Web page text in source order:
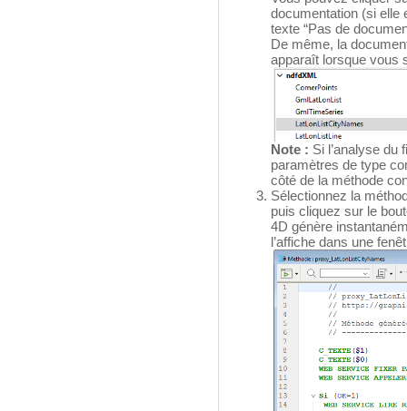
documentation (si elle
texte “Pas de
De même, la
apparaît lorsque vous
Note : Si l’analyse du
paramètres de type
côté de la méthode
Sélectionnez la
puis cliquez sur le
4D génère
l’affiche dans une